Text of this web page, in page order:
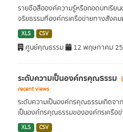
รายชื่อสื่อองค์ความรู้หรือถอดบทเรีย
จริยธรรมที่องค์กรเครือข่ายทางสังคม
XLS CSV
ศูนย์คุณธรรม 12 พฤษภาคม
ระดับความเป็นองค์กรคุณธรรม
recent views
ระดับความเป็นองค์กรคุณธรรมเกิดจา
เป็นองค์กรคุณธรรมขององค์กรเครือ
XLS CSV